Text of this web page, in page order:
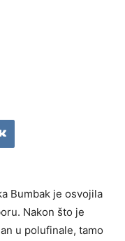
Bumbak je osvojila
Nakon što je
u polufinale, tamo